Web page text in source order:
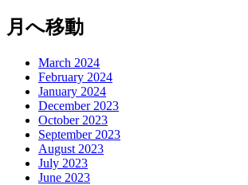
月へ移動
March 2024
February 2024
January 2024
December 2023
October 2023
September 2023
August 2023
July 2023
June 2023